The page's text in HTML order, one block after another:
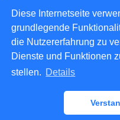
Diese Internetseite
grundlegende
die Nutzererfahrung zu
Dienste und Funktionen
stellen. Details